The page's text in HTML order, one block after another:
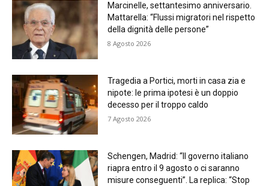
Marcinelle, settantesimo anniversario.
Mattarella: “Flussi migratori nel rispetto
della dignità delle persone”
8 Agosto 2026
Tragedia a Portici, morti in casa zia e
nipote: le prima ipotesi è un doppio
decesso per il troppo caldo
7 Agosto 2026
Schengen, Madrid: “Il governo italiano
riapra entro il 9 agosto o ci saranno
misure conseguenti”. La replica: “Stop